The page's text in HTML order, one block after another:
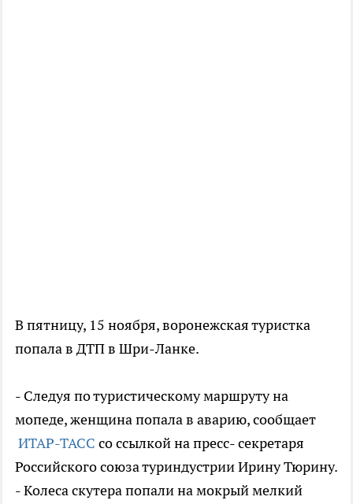
В пятницу, 15 ноября, воронежская туристка
попала в ДТП в Шри-Ланке.
- Следуя по туристическому маршруту на
мопеде, женщина попала в аварию, сообщает
ИТАР-ТАСС со ссылкой на пресс- секретаря
Российского союза туриндустрии Ирину Тюрину.
- Колеса скутера попали на мокрый мелкий